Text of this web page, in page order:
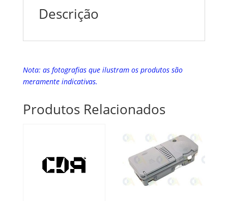
Descrição
Nota: as fotografias que ilustram os produtos são
meramente indicativas.
Produtos Relacionados